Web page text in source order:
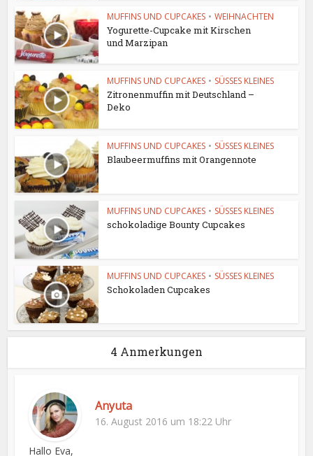
MUFFINS UND CUPCAKES • WEIHNACHTEN
Yogurette-Cupcake mit Kirschen
und Marzipan
MUFFINS UND CUPCAKES • SÜSSES KLEINES
Zitronenmuffin mit Deutschland –
Deko
MUFFINS UND CUPCAKES • SÜSSES KLEINES
Blaubeermuffins mit Orangennote
MUFFINS UND CUPCAKES • SÜSSES KLEINES
schokoladige Bounty Cupcakes
MUFFINS UND CUPCAKES • SÜSSES KLEINES
Schokoladen Cupcakes
4 Anmerkungen
Anyuta
16. August 2016 um 18:22 Uhr
Hallo Eva,